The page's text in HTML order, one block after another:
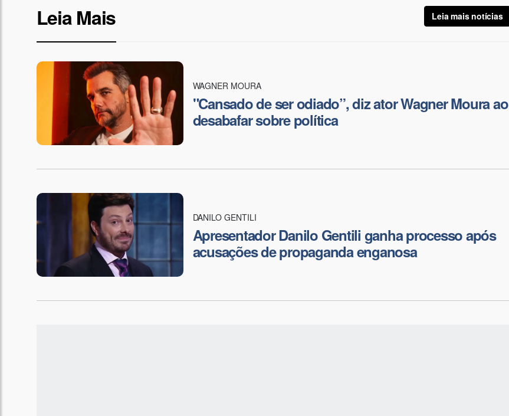
Leia Mais Leia mais notícias
WAGNER MOURA
"Cansado de ser odiado”, diz ator Wagner Moura ao
desabafar sobre política
DANILO GENTILI
Apresentador Danilo Gentili ganha processo após
acusações de propaganda enganosa